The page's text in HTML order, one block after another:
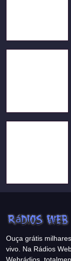
Ouça grátis
vivo. Na Rádios